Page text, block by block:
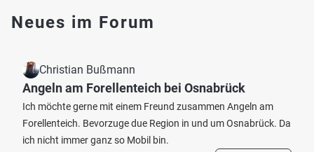
Neues im Forum
Christian Bußmann
Angeln am Forellenteich bei Osnabrück
Ich möchte gerne mit einem Freund zusammen Angeln am
Forellenteich. Bevorzuge due Region in und um Osnabrück. Da
ich nicht immer ganz so Mobil bin.